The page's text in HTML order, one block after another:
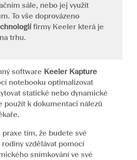
sále, nebo jej využít
To vše doprovázeno
firmy Keeler která je
trhu.
software Keeler Kapture
notebooku optimalizovat
statické nebo dynamické
použít k dokumentaci nálezů
praxe tím, že budete své
vzdělávat pomocí
snímkování ve své